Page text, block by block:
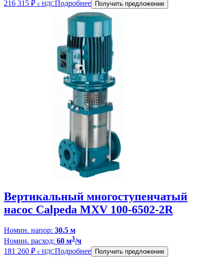
216 315 ₽ с НДСПодробнее Получить предложение
Вертикальный многоступенчатый
насос Calpeda MXV 100-6502-2R
Номин. напор: 30.5 м
Номин. расход: 60 м3/ч
181 260 ₽ с НДСПодробнее Получить предложение